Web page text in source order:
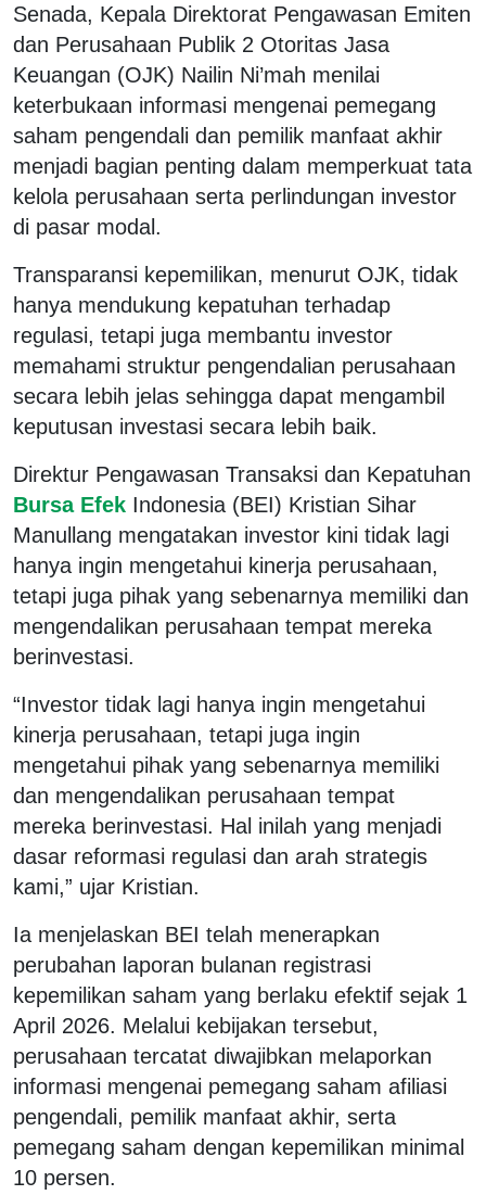
Senada, Kepala Direktorat Pengawasan Emiten
dan Perusahaan Publik 2 Otoritas Jasa
Keuangan (OJK) Nailin Ni’mah menilai
keterbukaan informasi mengenai pemegang
saham pengendali dan pemilik manfaat akhir
menjadi bagian penting dalam memperkuat tata
kelola perusahaan serta perlindungan investor
di pasar modal.
Transparansi kepemilikan, menurut OJK, tidak
hanya mendukung kepatuhan terhadap
regulasi, tetapi juga membantu investor
memahami struktur pengendalian perusahaan
secara lebih jelas sehingga dapat mengambil
keputusan investasi secara lebih baik.
Direktur Pengawasan Transaksi dan Kepatuhan
Bursa Efek Indonesia (BEI) Kristian Sihar
Manullang mengatakan investor kini tidak lagi
hanya ingin mengetahui kinerja perusahaan,
tetapi juga pihak yang sebenarnya memiliki dan
mengendalikan perusahaan tempat mereka
berinvestasi.
“Investor tidak lagi hanya ingin mengetahui
kinerja perusahaan, tetapi juga ingin
mengetahui pihak yang sebenarnya memiliki
dan mengendalikan perusahaan tempat
mereka berinvestasi. Hal inilah yang menjadi
dasar reformasi regulasi dan arah strategis
kami,” ujar Kristian.
Ia menjelaskan BEI telah menerapkan
perubahan laporan bulanan registrasi
kepemilikan saham yang berlaku efektif sejak 1
April 2026. Melalui kebijakan tersebut,
perusahaan tercatat diwajibkan melaporkan
informasi mengenai pemegang saham afiliasi
pengendali, pemilik manfaat akhir, serta
pemegang saham dengan kepemilikan minimal
10 persen.